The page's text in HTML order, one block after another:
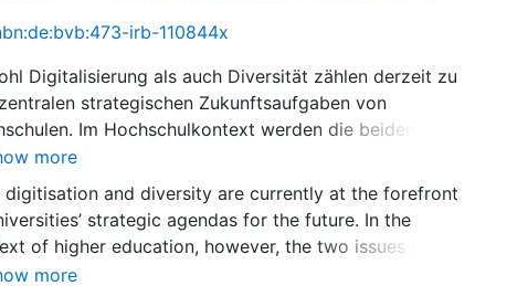
irb-110844x
Digitalisierung als auch Diversität zählen derzeit zu
strategischen Zukunftsaufgaben von
Im Hochschulkontext werden die beiden
jedoch häufig getrennt voneinander
und ihre Verschränkungen nur punktuell
Im Sinne einer integrativen
gilt es, die beiden Themenfelder
zusammenzudenken und einen genaueren Blick auf
more
digitisation and diversity are currently at the forefront
strategic agendas for the future. In the
of higher education, however, the two issues are
considered separately and their interrelationship is
more